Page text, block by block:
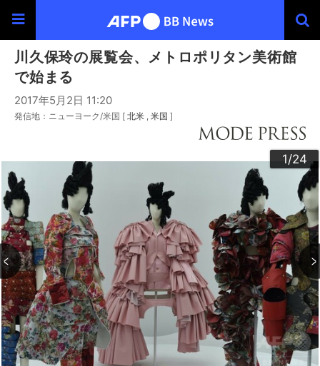
川久保玲の展覧会、メトロポリタン美術館
で始まる
2017年5月2日 11:20
発信地：ニューヨーク/米国 [ 北米 米国 ]
1/24
2/24
3/24
4/24
5/24
6/24
7/24
8/24
9/24
10/24
11/24
12/24
13/24
14/24
15/24
16/24
17/24
18/24
19/24
20/24
21/24
22/24
23/24
24/24